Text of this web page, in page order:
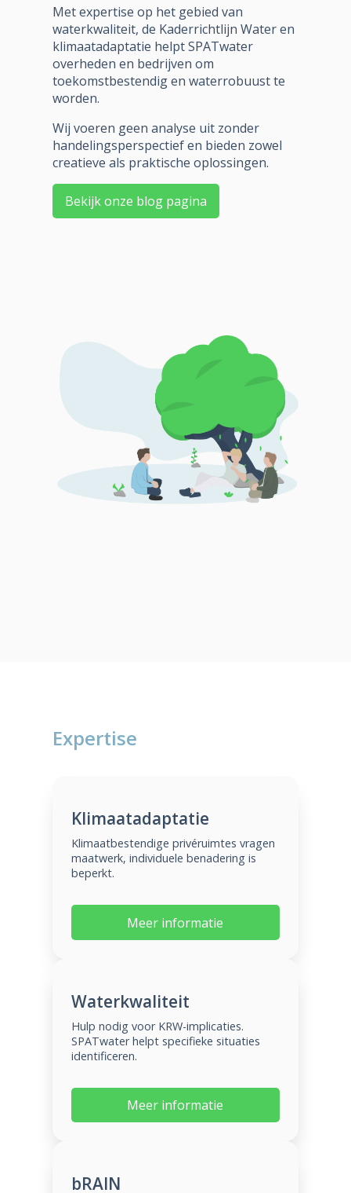
Met expertise op het gebied van
waterkwaliteit, de Kaderrichtlijn Water en
klimaatadaptatie helpt SPATwater
overheden en bedrijven om
toekomstbestendig en waterrobuust te
worden.
Wij voeren geen analyse uit zonder
handelingsperspectief en bieden zowel
creatieve als praktische oplossingen.
Bekijk onze blog pagina
Expertise
Klimaatadaptatie
Klimaatbestendige privéruimtes vragen
maatwerk, individuele benadering is
beperkt.
Meer informatie
Waterkwaliteit
Hulp nodig voor KRW-implicaties.
SPATwater helpt specifieke situaties
identificeren.
Meer informatie
bRAIN